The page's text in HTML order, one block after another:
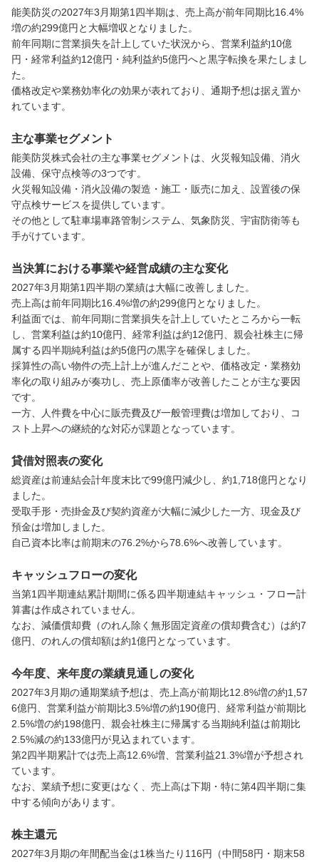
能美防災の2027年3月期第1四半期は、売上高が前年同期比16.4%
増の約299億円と大幅増収となりました。
前年同期に営業損失を計上していた状況から、営業利益約10億
円・経常利益約12億円・純利益約5億円へと黒字転換を果たしまし
た。
価格改定や業務効率化の効果が表れており、通期予想は据え置か
れています。
主な事業セグメント
能美防災株式会社の主な事業セグメントは、火災報知設備、消火
設備、保守点検等の3つです。
火災報知設備・消火設備の製造・施工・販売に加え、設置後の保
守点検サービスを提供しています。
その他として駐車場車路管制システム、気象防災、宇宙防衛等も
手がけています。
当決算における事業や経営成績の主な変化
2027年3月期第1四半期の業績は大幅に改善しました。
売上高は前年同期比16.4%増の約299億円となりました。
利益面では、前年同期に営業損失を計上していたところから一転
し、営業利益は約10億円、経常利益は約12億円、親会社株主に帰
属する四半期純利益は約5億円の黒字を確保しました。
採算性の高い物件の売上計上が進んだことや、価格改定・業務効
率化の取り組みが奏功し、売上原価率が改善したことが主な要因
です。
一方、人件費を中心に販売費及び一般管理費は増加しており、コ
スト上昇への継続的な対応が課題となっています。
貸借対照表の変化
総資産は前連結会計年度末比で99億円減少し、約1,718億円となり
ました。
受取手形・売掛金及び契約資産が大幅に減少した一方、現金及び
預金は増加しました。
自己資本比率は前期末の76.2%から78.6%へ改善しています。
キャッシュフローの変化
当第1四半期連結累計期間に係る四半期連結キャッシュ・フロー計
算書は作成されていません。
なお、減価償却費（のれん除く無形固定資産の償却費含む）は約7
億円、のれんの償却額は約1億円となっています。
今年度、来年度の業績見通しの変化
2027年3月期の通期業績予想は、売上高が前期比12.8%増の約1,57
6億円、営業利益が前期比3.5%増の約190億円、経常利益が前期比
2.5%増の約198億円、親会社株主に帰属する当期純利益は前期比
2.5%減の約133億円が見込まれています。
第2四半期累計では売上高12.6%増、営業利益21.3%増が予想され
ています。
なお、業績予想に変更はなく、売上高は下期・特に第4四半期に集
中する傾向があります。
株主還元
2027年3月期の年間配当金は1株当たり116円（中間58円・期末58